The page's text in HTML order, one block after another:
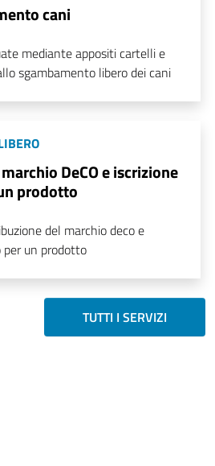
cani
mediante appositi cartelli e
sgambamento libero dei cani
DeCO e iscrizione
prodotto
del marchio deco e
per un prodotto
TUTTI I SERVIZI